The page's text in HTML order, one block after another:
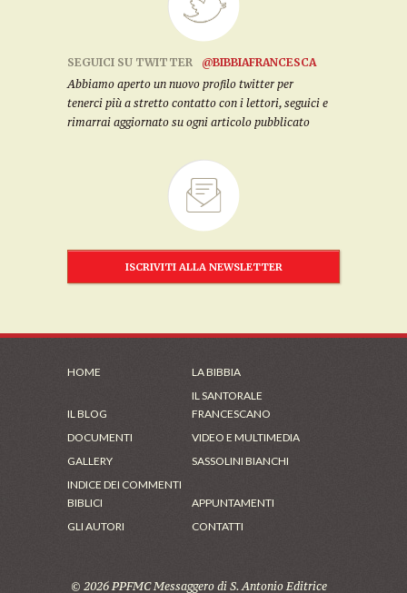
SEGUICI SU TWITTER
@BIBBIAFRANCESCA
Abbiamo aperto un nuovo profilo twitter per
tenerci più a stretto contatto con i lettori, seguici e
rimarrai aggiornato su ogni articolo pubblicato
ISCRIVITI ALLA NEWSLETTER
HOME LA BIBBIA
IL BLOG
IL SANTORALE
FRANCESCANO
DOCUMENTI
VIDEO E MULTIMEDIA
GALLERY
SASSOLINI BIANCHI
INDICE DEI COMMENTI
BIBLICI
APPUNTAMENTI
GLI AUTORI
CONTATTI
© 2026 PPFMC Messaggero di S. Antonio Editrice